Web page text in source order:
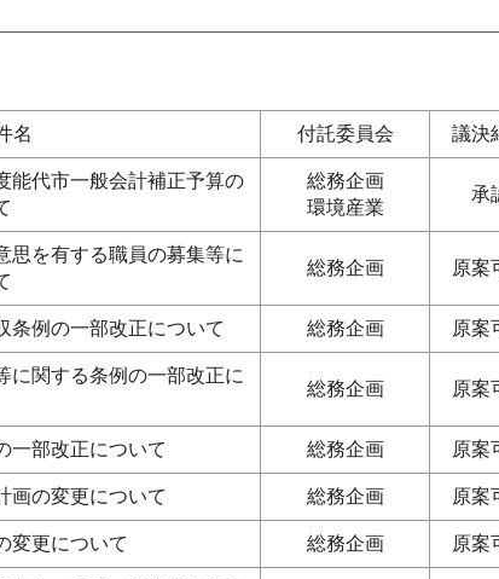
名 付託委員会 議決
能代市一般会計補正予算の
総務企画
環境産業
承
思を有する職員の募集等に
総務企画 原案
条例の一部改正について 総務企画 原案
に関する条例の一部改正に
総務企画 原案
一部改正について 総務企画 原案
画の変更について 総務企画 原案
変更について 総務企画 原案